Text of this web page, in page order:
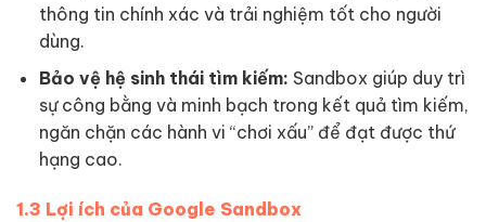
thông tin chính xác và trải nghiệm tốt cho người
dùng.
Bảo vệ hệ sinh thái tìm kiếm: Sandbox giúp duy trì
sự công bằng và minh bạch trong kết quả tìm kiếm,
ngăn chặn các hành vi “chơi xấu” để đạt được thứ
hạng cao.
1.3 Lợi ích của Google Sandbox